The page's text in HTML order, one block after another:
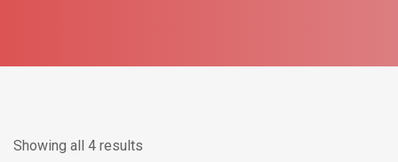
Showing all 4 results